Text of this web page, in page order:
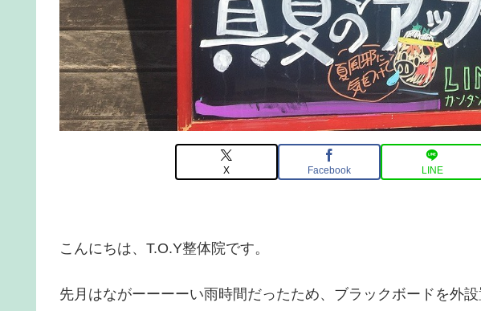
X Facebook LINE
こんにちは、T.O.Y整体院です。
先月はながーーーーい雨時間だったため、ブラックボードを外